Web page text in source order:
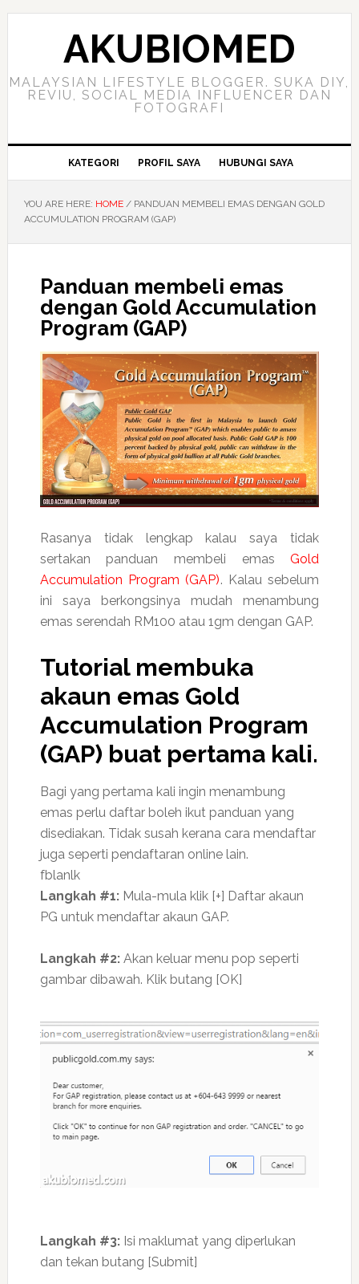
Skip
Skip
Skip
AKUBIOMED
MALAYSIAN LIFESTYLE BLOGGER. SUKA DIY,
REVIU, SOCIAL MEDIA INFLUENCER DAN
FOTOGRAFI
KATEGORI PROFIL SAYA HUBUNGI SAYA
YOU ARE HERE: HOME /PANDUAN MEMBELI EMAS DENGAN GOLD
ACCUMULATION PROGRAM (GAP)
Panduan membeli emas
dengan Gold Accumulation
Program (GAP)
Rasanya tidak lengkap kalau saya tidak
sertakan panduan membeli emasGold
Accumulation Program (GAP). Kalau sebelum
ini saya berkongsinya mudah menambung
emas serendah RM100 atau 1gm dengan GAP.
Tutorial membuka
akaun emas Gold
Accumulation Program
(GAP) buat pertama kali.
Bagi yang pertama kali ingin menambung
emas perlu daftar boleh ikut panduan yang
disediakan. Tidak susah kerana cara mendaftar
juga seperti pendaftaran online lain.
fblanlk
Langkah #1:Mula-mula klik [+] Daftar akaun
PG untuk mendaftar akaun GAP.
Langkah #2:Akan keluar menu pop seperti
gambar dibawah. Klik butang [OK]
Langkah #3:Isi maklumat yang diperlukan
dan tekan butang [Submit]